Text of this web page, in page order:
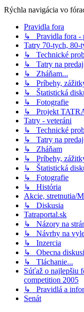
Rýchla navigácia vo
Pravidla fora
↳ Pravidla fora -
Tatry 70-tych, 80-
↳ Technické
↳ Tatry na predaj
↳ Zháňam...
↳ Príbehy,
↳ Štatistická
↳ Fotografie
↳ Projekt
Tatry - veteráni
↳ Technické
↳ Tatry na predaj
↳ Zháňam
↳ Príbehy,
↳ Štatistická
↳ Fotografie
↳ História
Akcie, stretnutia/
↳ Diskusia
Tatraportal.sk
↳ Názory na
↳ Návrhy na
↳ Inzercia
↳ Obecna
↳ Tláchanie...
Súťaž o najlepšiu
competition 2005
↳ Pravidlá a
Senát